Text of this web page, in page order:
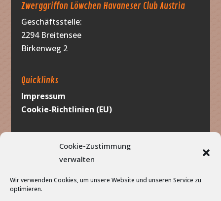
Cookie-Zustimmung
verwalten
Wir verwenden Cookies, um unsere Website und unseren Service zu
optimieren.
Zwerggriffon Löwchen Havaneser Club Austria
Geschäftsstelle:
2294 Breitensee
Birkenweg 2
Quicklinks
Impressum
Cookie-Richtlinien (EU)